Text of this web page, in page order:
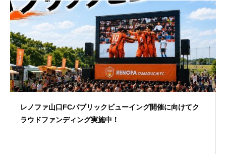
レノファ山口FCパブリックビューイング開催に向けてク
ラウドファンディング実施中！